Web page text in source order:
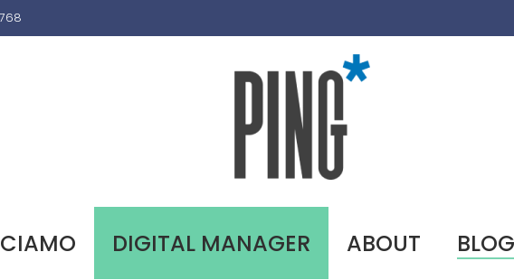
DIGITAL MANAGER ABOUT BLOG